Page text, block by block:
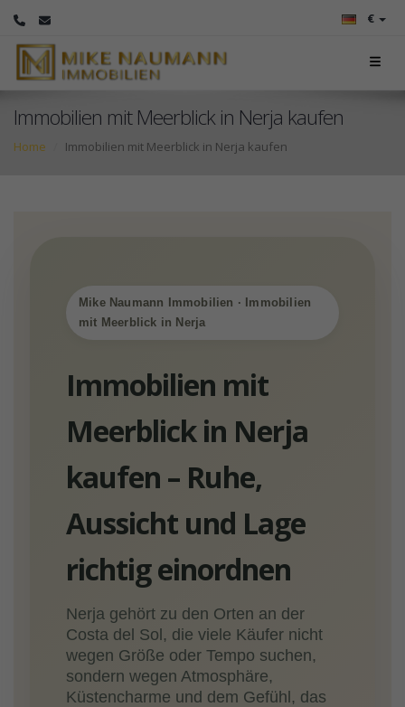
€
Immobilien mit Meerblick in Nerja kaufen
Home Immobilien mit Meerblick in Nerja kaufen
Mike Naumann Immobilien · Immobilien
mit Meerblick in Nerja
Immobilien mit
Meerblick in Nerja
kaufen – Ruhe,
Aussicht und Lage
richtig einordnen
Nerja gehört zu den Orten an der
Costa del Sol, die viele Käufer nicht
wegen Größe oder Tempo suchen,
sondern wegen Atmosphäre,
Küstencharme und dem Gefühl, das